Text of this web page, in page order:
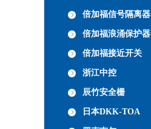
倍加福信号隔离器
倍加福浪涌保护器
倍加福接近开关
浙江中控
辰竹安全栅
日本DKK-TOA